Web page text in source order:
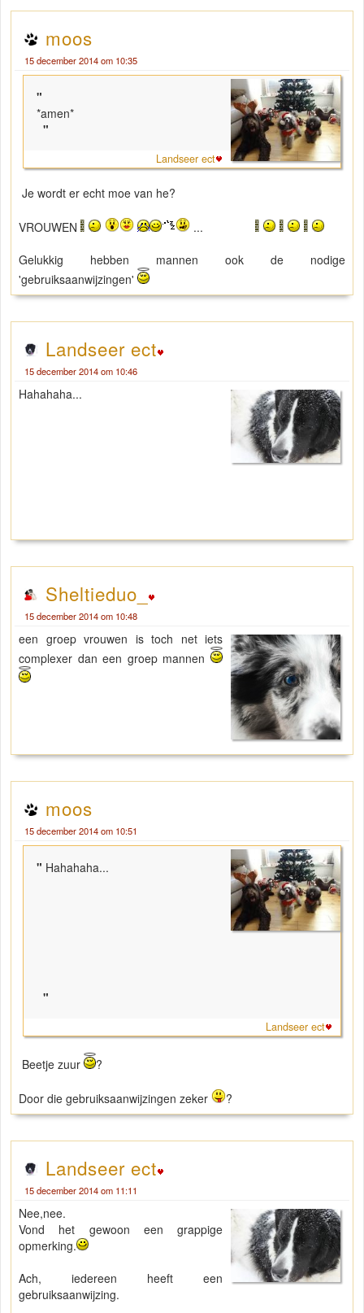
moos
15 december 2014 om 10:35
"
*amen*
"
Landseer ect
Je wordt er echt moe van he?
VROUWEN
...
Gelukkig hebben mannen ook de nodige
'gebruiksaanwijzingen'
Landseer ect
15 december 2014 om 10:46
Hahahaha...
Sheltieduo_
15 december 2014 om 10:48
een groep vrouwen is toch net iets
complexer dan een groep mannen
moos
15 december 2014 om 10:51
" Hahahaha...
"
Landseer ect
Beetje zuur ?
Door die gebruiksaanwijzingen zeker ?
Landseer ect
15 december 2014 om 11:11
Nee,nee.
Vond het gewoon een grappige
opmerking.
Ach, iedereen heeft een
gebruiksaanwijzing.